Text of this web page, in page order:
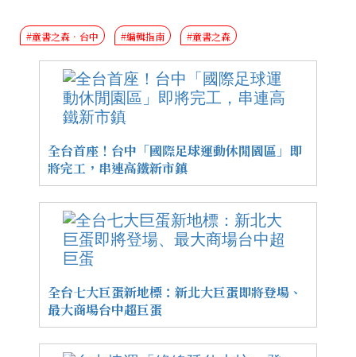
#童書之森．台中 #編輯指南 #童書之森
全台首座！台中「國際足球運動休閒園區」即
將完工，串連高鐵新市鎮
全台七大巨蛋新地標：新北大巨蛋即將登場、
最大商場台中超巨蛋